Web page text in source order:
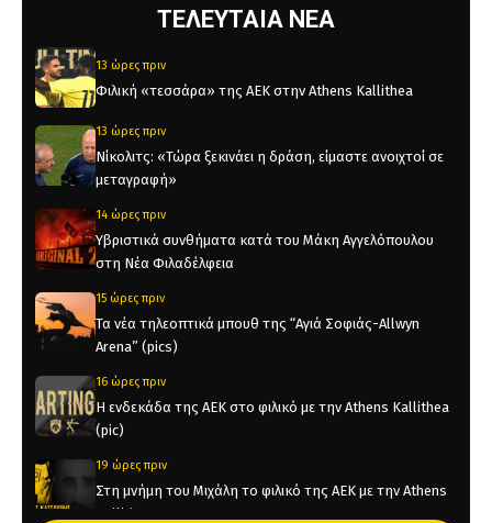
ΤΕΛΕΥΤΑΙΑ ΝΕΑ
13 ώρες πριν
Φιλική «τεσσάρα» της ΑΕΚ στην Athens Kallithea
13 ώρες πριν
Νίκολιτς: «Τώρα ξεκινάει η δράση, είμαστε ανοιχτοί σε
μεταγραφή»
14 ώρες πριν
Υβριστικά συνθήματα κατά του Μάκη Αγγελόπουλου
στη Νέα Φιλαδέλφεια
15 ώρες πριν
Τα νέα τηλεοπτικά μπουθ της “Αγιά Σοφιάς-Allwyn
Arena” (pics)
16 ώρες πριν
Η ενδεκάδα της ΑΕΚ στο φιλικό με την Athens Kallithea
(pic)
19 ώρες πριν
Στη μνήμη του Μιχάλη το φιλικό της ΑΕΚ με την Athens
Kallithea